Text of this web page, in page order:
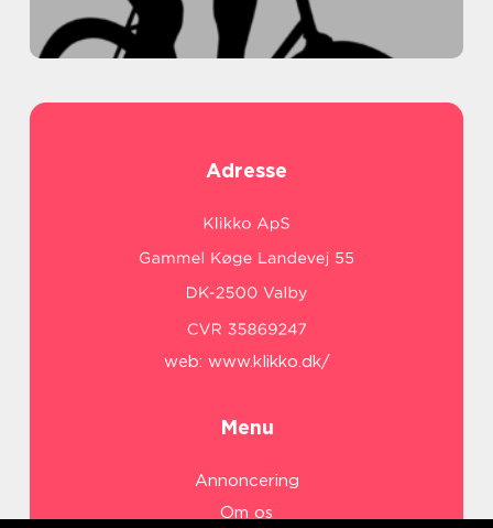
Adresse
web: www.klikko.dk/
Menu
Annoncering
Om os